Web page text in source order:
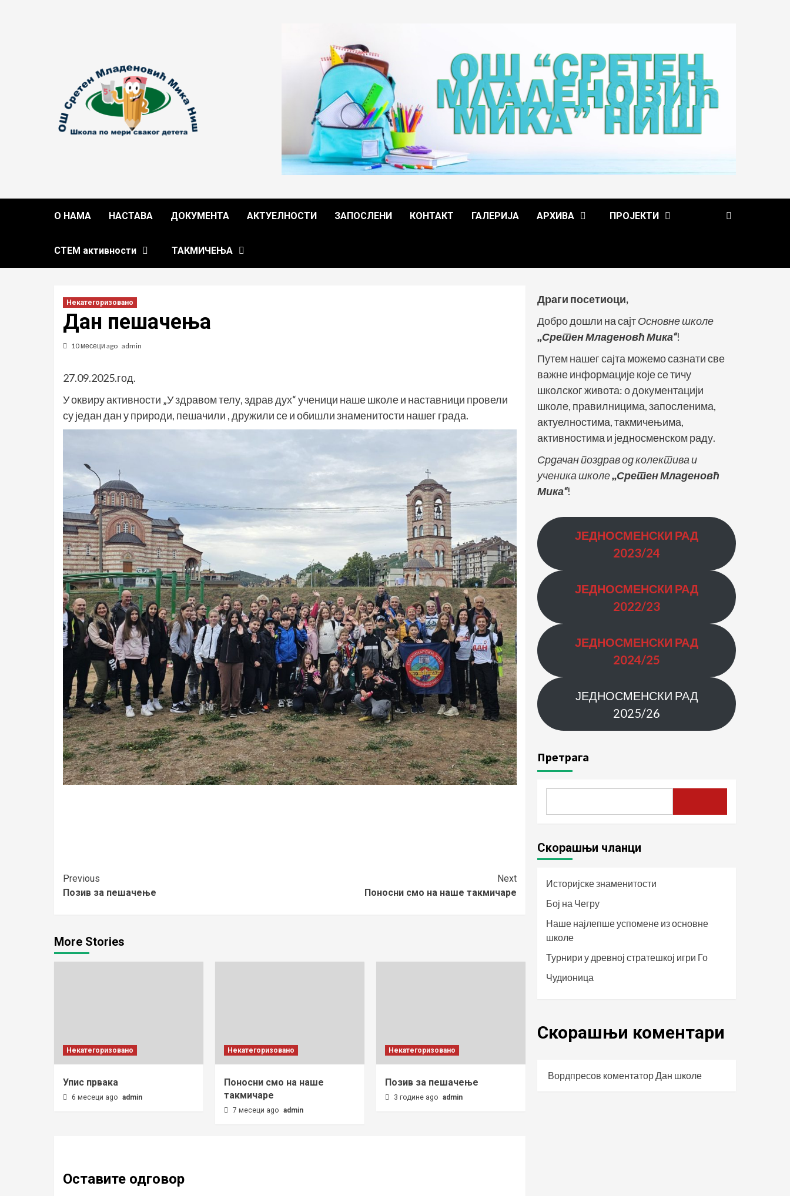
О НАМА НАСТАВА ДОКУМЕНТА АКТУЕЛНОСТИ ЗАПОСЛЕНИ КОНТАКТ ГАЛЕРИЈА АРХИВА ПРОЈЕКТИ
СТЕМ активности ТАКМИЧЕЊА
Некатегоризовано
Дан пешачења
10 месеци ago admin
27.09.2025.год.
У оквиру активности „У здравом телу, здрав дух“ ученици наше школе и наставници провели
су један дан у природи, пешачили , дружили се и обишли знаменитости нашег града.
Continue
Reading
Previous
Позив за пешачење
Next
Поносни смо на наше такмичаре
More Stories
Некатегоризовано
Упис првака
6 месеци ago admin
Некатегоризовано
Поносни смо на наше
такмичаре
7 месеци ago admin
Некатегоризовано
Позив за пешачење
3 године ago admin
Оставите одговор
Драги посетиоци,
Добро дошли на сајтОсновне школе
,,Сретен Младеновћ Мика“!
Путем нашег сајта можемо сазнати све
важне информације које се тичу
школског живота: о документацији
школе, правилницима, запосленима,
актуелностима, такмичењима,
активностима и једносменском раду.
Срдачан поздрав од колектива и
ученика школе,,Сретен Младеновћ
Мика“!
ЈЕДНОСМЕНСКИ РАД
2023/24
ЈЕДНОСМЕНСКИ РАД
2022/23
ЈЕДНОСМЕНСКИ РАД
2024/25
ЈЕДНОСМЕНСКИ РАД
2025/26
Претрага
Скорашњи чланци
Историјске знаменитости
Бој на Чегру
Наше најлепше успомене из основне
школе
Турнири у древној стратешкој игри Го
Чудионица
Скорашњи коментари
Вордпресов коментаторДан школе